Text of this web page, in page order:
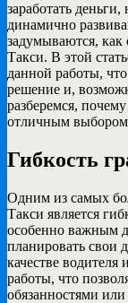
заработать
динамично
задумываются, как
Такси. В этой
данной работы,
решение и,
разберемся,
отличным выбором
Гибкость
Одним из самых
Такси является
особенно важным
планировать свои
качестве водителя
работы, что
обязанностями